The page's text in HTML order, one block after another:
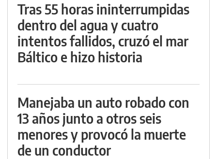
Tras 55 horas ininterrumpidas
dentro del agua y cuatro
intentos fallidos, cruzó el mar
Báltico e hizo historia
Manejaba un auto robado con
13 años junto a otros seis
menores y provocó la muerte
de un conductor